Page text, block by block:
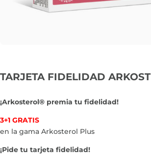
TARJETA FIDELIDAD
¡Arkosterol® premia tu fidelidad!
3+1 GRATIS
en la gama Arkosterol Plus
¡Pide tu tarjeta fidelidad!